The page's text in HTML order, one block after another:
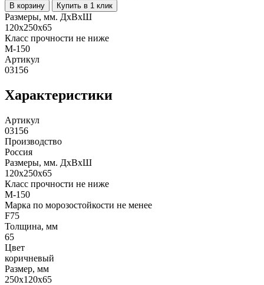
В корзину Купить в 1 клик
Размеры, мм. ДхВхШ
120x250x65
Класс прочности не ниже
М-150
Артикул
03156
Характеристики
Артикул
03156
Производство
Россия
Размеры, мм. ДхВхШ
120x250x65
Класс прочности не ниже
М-150
Марка по морозостойкости не менее
F75
Толщина, мм
65
Цвет
коричневый
Размер, мм
250x120x65